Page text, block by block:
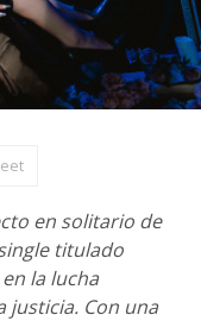
en solitario de
titulado
la lucha
justicia. Con una